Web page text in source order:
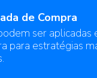
de Compra
ser aplicadas
para estratégias